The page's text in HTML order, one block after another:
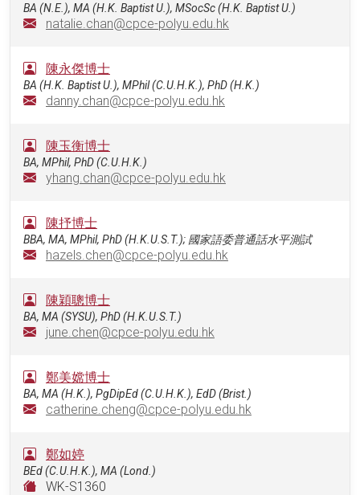
BA (N.E.), MA (H.K. Baptist U.), MSocSc (H.K. Baptist U.)
natalie.chan@cpce-polyu.edu.hk
陳永傑博士
BA (H.K. Baptist U.), MPhil (C.U.H.K.), PhD (H.K.)
danny.chan@cpce-polyu.edu.hk
陳玉衡博士
BA, MPhil, PhD (C.U.H.K.)
yhang.chan@cpce-polyu.edu.hk
陳抒博士
BBA, MA, MPhil, PhD (H.K.U.S.T.); 國家語委普通話水平測試
hazels.chen@cpce-polyu.edu.hk
陳穎聰博士
BA, MA (SYSU), PhD (H.K.U.S.T.)
june.chen@cpce-polyu.edu.hk
鄭美嫦博士
BA, MA (H.K.), PgDipEd (C.U.H.K.), EdD (Brist.)
catherine.cheng@cpce-polyu.edu.hk
鄭如婷
BEd (C.U.H.K.), MA (Lond.)
WK-S1360